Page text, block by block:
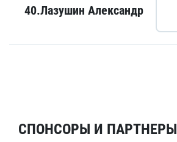
40.Лазушин Александр
СПОНСОРЫ И ПАРТНЕРЫ